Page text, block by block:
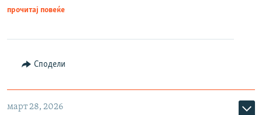
прочитај повеќе
Сподели
март 28, 2026